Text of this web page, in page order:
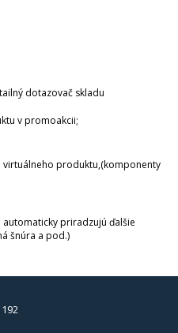
dotazovač skladu
v promoakcii;
produktu,(komponenty
priradzujú ďalšie
šnúra a pod.)